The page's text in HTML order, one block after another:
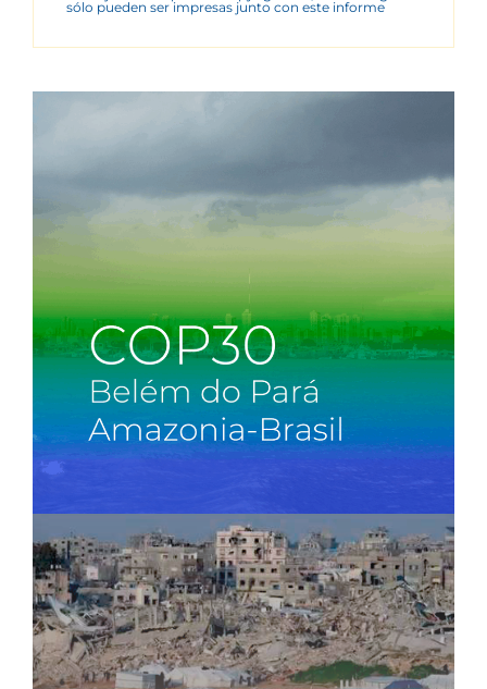
sólo pueden ser impresas junto con este informe